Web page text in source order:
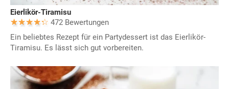
Eierlikör-Tiramisu
472 Bewertungen
Ein beliebtes Rezept für ein Partydessert ist das Eierlikör-
Tiramisu. Es lässt sich gut vorbereiten.